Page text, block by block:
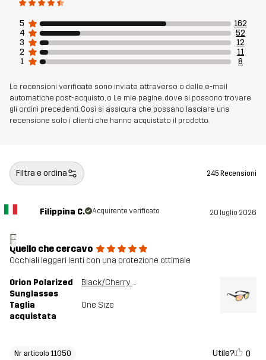
5
162
4
52
3
12
2
11
1
8
Le recensioni verificate sono inviate attraverso o delle e-mail
automatiche post-acquisto, o Le mie pagine, dove si possono trovare
gli ordini precedenti. Così si assicura che possano lasciare una
recensione solo i clienti che hanno acquistato il prodotto.
Filtra e ordina 245 Recensioni
F
Filippina C. Acquirente verificato 20 luglio 2026
Quello che cercavo
Occhiali leggeri lenti con una protezione ottimale
Orion Polarized
Sunglasses
Black/Cherry Pink
Taglia
acquistata
One Size
Nr articolo 11050 Utile? 0